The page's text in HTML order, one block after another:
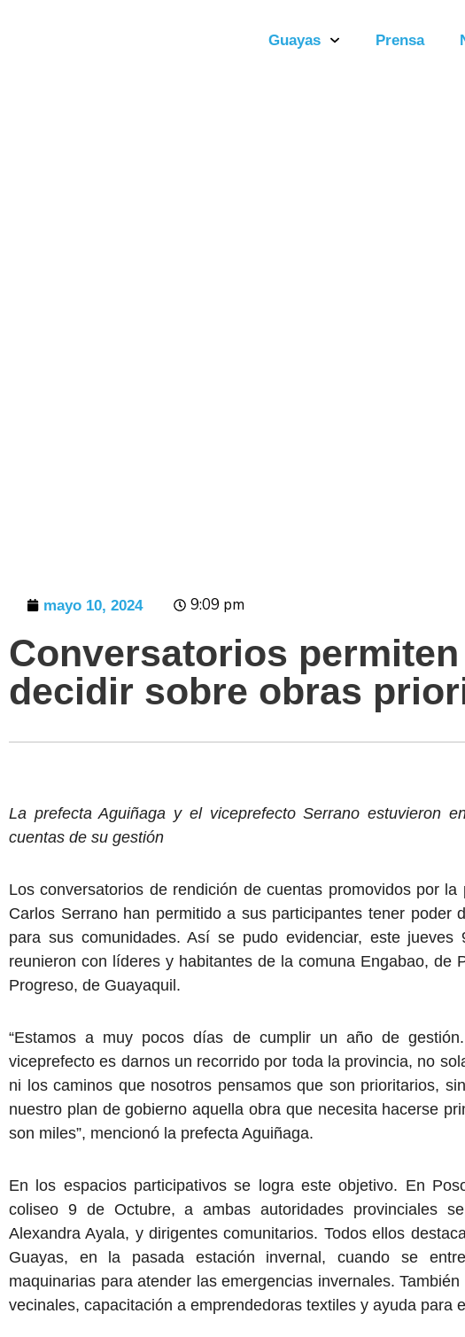
Guayas Prensa
mayo 10, 2024 9:09 pm
Conversatorios
decidir sobre obras
La prefecta Aguiñaga y el viceprefecto Serrano estuvieron
cuentas de su gestión
Los conversatorios de rendición de cuentas promovidos por
Carlos Serrano han permitido a sus participantes tener poder
para sus comunidades. Así se pudo evidenciar, este
reunieron con líderes y habitantes de la comuna Engabao, de
Progreso, de Guayaquil.
“Estamos a muy pocos días de cumplir un año de
viceprefecto es darnos un recorrido por toda la provincia, no
ni los caminos que nosotros pensamos que son prioritarios,
nuestro plan de gobierno aquella obra que necesita hacerse
son miles”, mencionó la prefecta Aguiñaga.
En los espacios participativos se logra este objetivo. En
coliseo 9 de Octubre, a ambas autoridades provinciales
Alexandra Ayala, y dirigentes comunitarios. Todos ellos
Guayas, en la pasada estación invernal, cuando se
maquinarias para atender las emergencias invernales.
vecinales, capacitación a emprendedoras textiles y ayuda para